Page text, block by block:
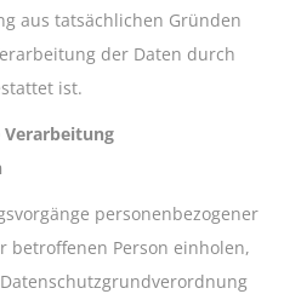
aus tatsächlichen Gründen
der Daten durch
ist.
Verarbeitung
personenbezogener
betroffenen Person einholen,